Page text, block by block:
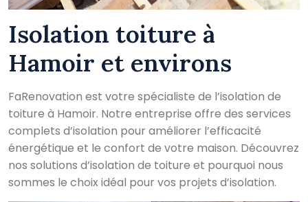
Isolation toiture à
Hamoir et environs
FaRenovation est votre spécialiste de l’isolation de
toiture à Hamoir. Notre entreprise offre des services
complets d’isolation pour améliorer l’efficacité
énergétique et le confort de votre maison. Découvrez
nos solutions d’isolation de toiture et pourquoi nous
sommes le choix idéal pour vos projets d’isolation.